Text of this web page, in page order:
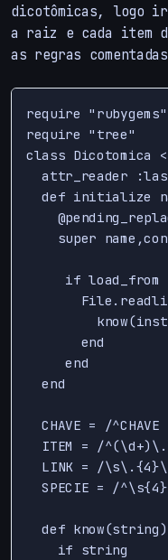
dicotômicas, logo
a raiz e cada item
as regras
require "rubygems"
require "tree"
class Dicotomica
attr_reader
def initialize
super
     if load_from
       end
     end
  end
CHAVE = /^CHAVE
ITEM = /
LINK = /
SPECIE = /
  def know(string)
    if string